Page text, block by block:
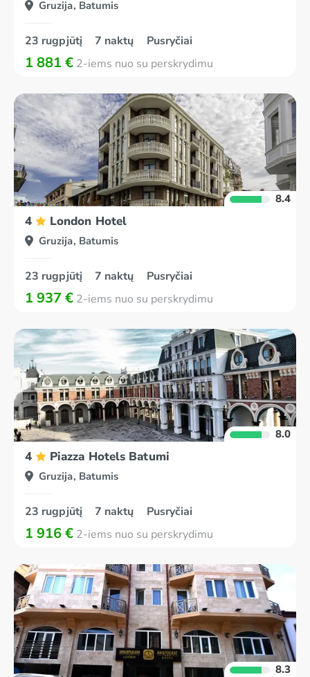
Gruzija, Batumis
23 rugpjūtį 7 naktų Pusryčiai
1 881 € 2-iems nuo su perskrydimu
8.4
4 London Hotel
Gruzija, Batumis
23 rugpjūtį 7 naktų Pusryčiai
1 937 € 2-iems nuo su perskrydimu
8.0
4 Piazza Hotels Batumi
Gruzija, Batumis
23 rugpjūtį 7 naktų Pusryčiai
1 916 € 2-iems nuo su perskrydimu
8.3